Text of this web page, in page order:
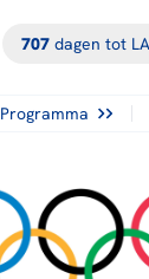
707dagen tot
Programma